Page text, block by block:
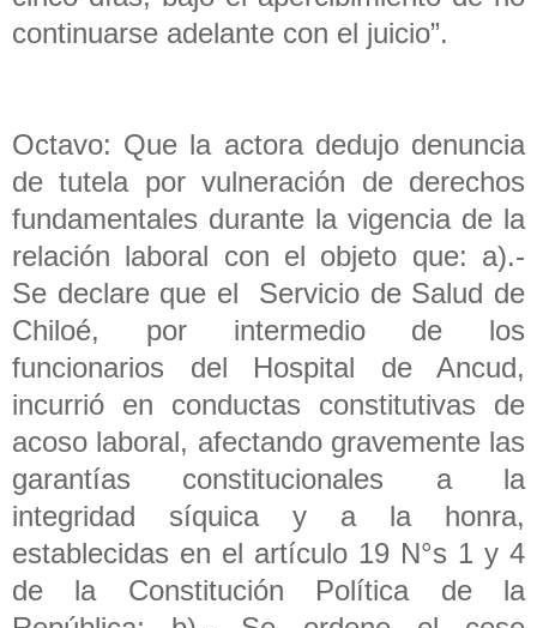
continuarse adelante con el juicio”.
Octavo: Que la actora dedujo denuncia
de tutela por vulneración de derechos
fundamentales durante la vigencia de la
relación laboral con el objeto que: a).-
Se declare que el Servicio de Salud de
Chiloé, por intermedio de los
funcionarios del Hospital de Ancud,
incurrió en conductas constitutivas de
acoso laboral, afectando gravemente las
garantías constitucionales a la
integridad síquica y a la honra,
establecidas en el artículo 19 N°s 1 y 4
de la Constitución Política de la